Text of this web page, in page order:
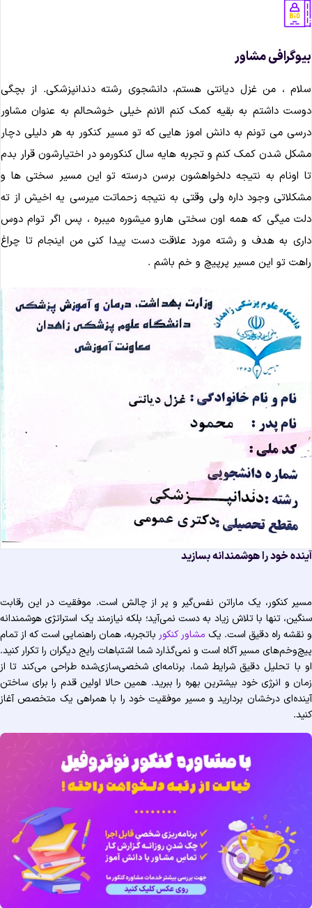
مشاور
، من غزل دیانتی هستم، دانشجوی رشته دندانپزشکی. از بچگی
داشتم به بقیه کمک کنم الانم خیلی خوشحالم به عنوان مشاور
می تونم به دانش اموز هایی که تو مسیر کنکور به هر دلیلی دچار
شدن کمک کنم و تجربه هایه سال کنکورمو در اختیارشون قرار بدم
اونام به نتیجه دلخواهشون برسن درسته تو این مسیر سختی ها و
وجود داره ولی وقتی به نتیجه زحماتت میرسی یه اخیش از ته
میگی که همه اون سختی هارو میشوره میبره ، پس اگر توام دوس
به هدف و رشته مورد علاقت دست پیدا کنی من اینجام تا چراغ
تو این مسیر پرپیچ و خم باشم .
خود را هوشمندانه بسازید
کنکور، یک ماراتن نفس‌گیر و پر از چالش است. موفقیت در این رقابت
تنها با تلاش زیاد به دست نمی‌آید؛ بلکه نیازمند یک استراتژی هوشمندانه
راه دقیق است. یکمشاور کنکورباتجربه، همان راهنمایی است که از تمام
مسیر آگاه است و نمی‌گذارد شما اشتباهات رایج دیگران را تکرار کنید.
با تحلیل دقیق شرایط شما، برنامه‌ای شخصی‌سازی‌شده طراحی می‌کند تا از
و انرژی خود بیشترین بهره را ببرید. همین حالا اولین قدم را برای ساختن
درخشان بردارید و مسیر موفقیت خود را با همراهی یک متخصص آغاز